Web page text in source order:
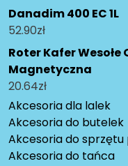
Danadim 400 EC 1L
52.90zł
Roter Kafer Wesołe
Magnetyczna
20.64zł
Akcesoria dla lalek
Akcesoria do butelek
Akcesoria do
Akcesoria do tańca